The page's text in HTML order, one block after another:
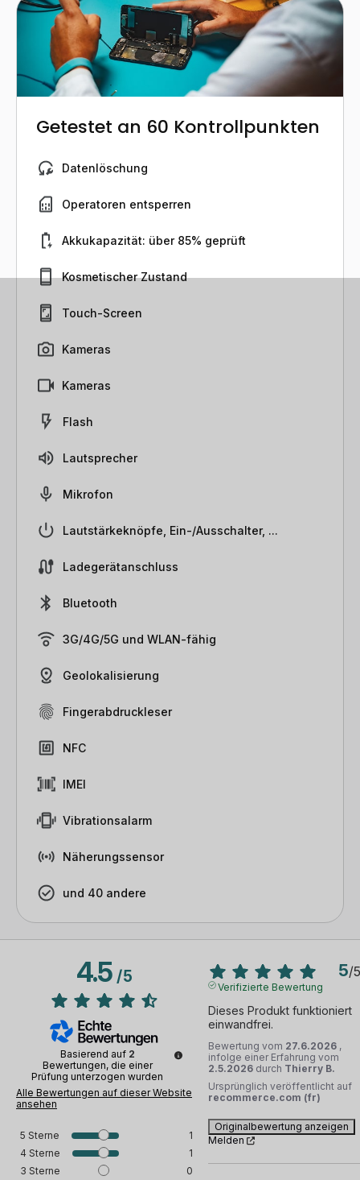
Getestet an 60 Kontrollpunkten
Datenlöschung
Operatoren entsperren
Akkukapazität: über 85% geprüft
Kosmetischer Zustand
Touch-Screen
Kameras
Kameras
Flash
Lautsprecher
Mikrofon
Lautstärkeknöpfe, Ein-/Ausschalter, ...
Ladegerätanschluss
Bluetooth
3G/4G/5G und WLAN-fähig
Geolokalisierung
Fingerabdruckleser
NFC
IMEI
Vibrationsalarm
Näherungssensor
und 40 andere
4.5/5
Basierend auf 2
Bewertungen, die einer
Prüfung unterzogen wurden
Alle Bewertungen auf dieser Website
ansehen
5 Sterne
1
4 Sterne
1
3 Sterne
0
5/5
Verifizierte Bewertung
Dieses Produkt funktioniert
einwandfrei.
Bewertung vom 27.6.2026 ,
infolge einer Erfahrung vom
2.5.2026 durch Thierry B.
Ursprünglich veröffentlicht auf
recommerce.com (fr)
Originalbewertung anzeigen
Melden